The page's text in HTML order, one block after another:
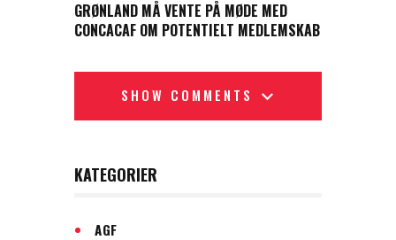
GRØNLAND MÅ VENTE PÅ MØDE MED
CONCACAF OM POTENTIELT MEDLEMSKAB
SHOW COMMENTS
KATEGORIER
AGF